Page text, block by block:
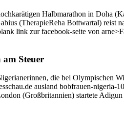
Halbmarathon in Doha
(TherapieReha Bottwartal) reist
link zur facebook-seite von
Steuer
die bei Olympischen
ausland bobfrauen-
(Großbritannien) startete